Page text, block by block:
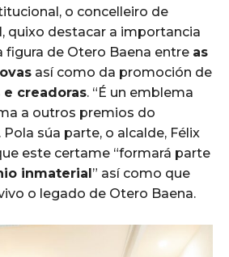
o concelleiro de
, quixo destacar a importancia
figura de Otero Baena entre as
así como da promoción de
creadoras. “É un emblema
a outros premios do
Pola súa parte, o alcalde, Félix
este certame “formará parte
inmaterial” así como que
o legado de Otero Baena.